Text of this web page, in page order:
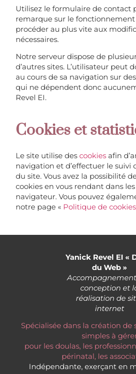
Utilisez le formulaire de contact
remarque sur le
procéder au plus vite aux
nécessaires.
Notre serveur dispose de
d’autres sites. L’utilisateur peut
au cours de sa navigation sur
qui ne dépendent donc
Revel EI.
Cookies et
Le site utilise descookies afin
navigation et d’effectuer le suivi
du site. Vous avez la possibilité
cookies en vous rendant dans
navigateur. Vous pouvez
notre page « Politique de cookies
Yanick Revel EI «
du Web »
conception et
réalisation de
internet
Spécialisée dans la création de
simples à
pour les doulas, les
périnatal, les
Indépendante, exerçant en